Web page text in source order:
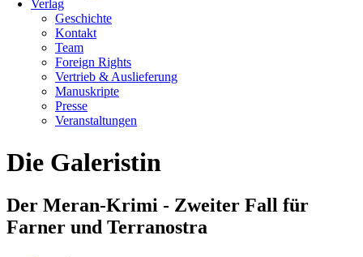
Verlag
Geschichte
Kontakt
Team
Foreign Rights
Vertrieb & Auslieferung
Manuskripte
Presse
Veranstaltungen
Die Galeristin
Der Meran-Krimi - Zweiter Fall für
Farner und Terranostra